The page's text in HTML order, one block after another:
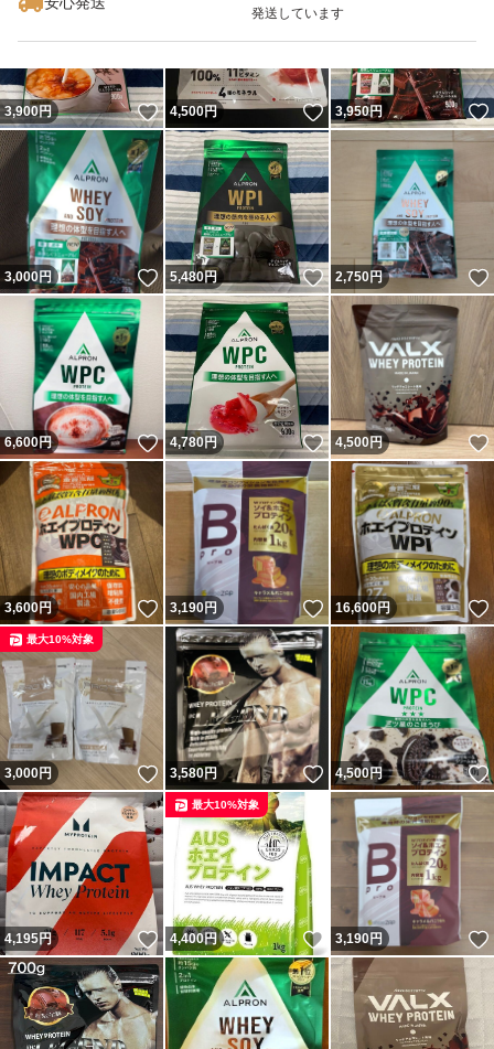
発送しています
3,900円 いいね！
4,500円 いいね！
3,950円
3,000円 いいね！
5,480円 いいね！
2,750円
6,600円 いいね！
4,780円 いいね！
4,500円
3,600円 いいね！
3,190円 いいね！
16,600円
3,000円 いいね！
最大10%対象
3,580円 いいね！
4,500円
4,195円 いいね！
4,400円 いいね！
最大10%対象
3,190円